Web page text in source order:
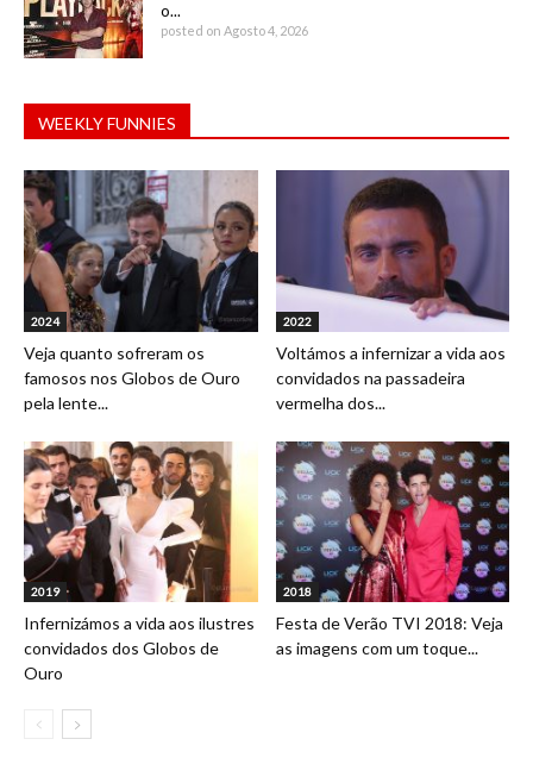
o...
posted on Agosto 4, 2026
WEEKLY FUNNIES
2024
Veja quanto sofreram os
famosos nos Globos de Ouro
pela lente...
2022
Voltámos a infernizar a vida aos
convidados na passadeira
vermelha dos...
2019
Infernizámos a vida aos ilustres
convidados dos Globos de
Ouro
2018
Festa de Verão TVI 2018: Veja
as imagens com um toque...